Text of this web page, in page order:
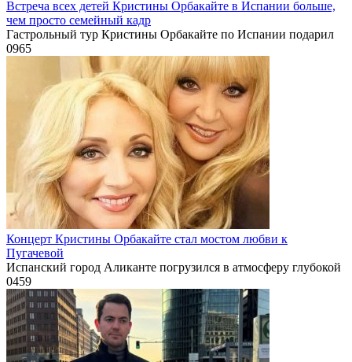
Встреча всех детей Кристины Орбакайте в Испании больше,
чем просто семейный кадр
Гастрольный тур Кристины Орбакайте по Испании подарил
0965
Концерт Кристины Орбакайте стал мостом любви к
Пугачевой
Испанский город Аликанте погрузился в атмосферу глубокой
0459